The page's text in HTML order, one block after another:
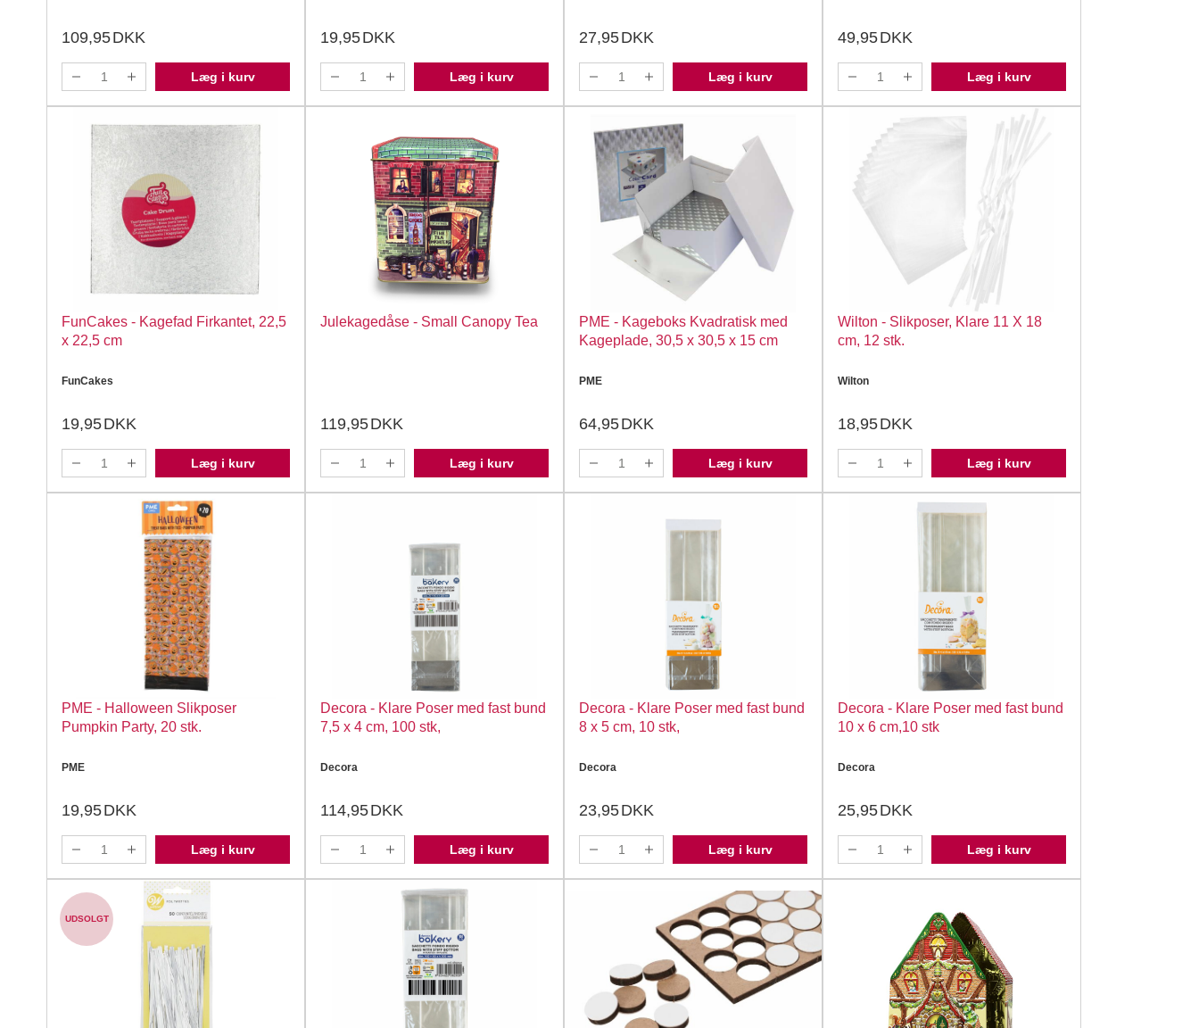
109,95DKK
Læg i kurv
19,95DKK
Læg i kurv
27,95DKK
Læg i kurv
49,95DKK
Læg i kurv
FunCakes - Kagefad Firkantet, 22,5
x 22,5 cm
FunCakes
19,95DKK
Læg i kurv
Julekagedåse - Small Canopy Tea
119,95DKK
Læg i kurv
PME - Kageboks Kvadratisk med
Kageplade, 30,5 x 30,5 x 15 cm
PME
64,95DKK
Læg i kurv
Wilton - Slikposer, Klare 11 X 18
cm, 12 stk.
Wilton
18,95DKK
Læg i kurv
PME - Halloween Slikposer
Pumpkin Party, 20 stk.
PME
19,95DKK
Læg i kurv
Decora - Klare Poser med fast bund
7,5 x 4 cm, 100 stk,
Decora
114,95DKK
Læg i kurv
Decora - Klare Poser med fast bund
8 x 5 cm, 10 stk,
Decora
23,95DKK
Læg i kurv
Decora - Klare Poser med fast bund
10 x 6 cm,10 stk
Decora
25,95DKK
Læg i kurv
UDSOLGT